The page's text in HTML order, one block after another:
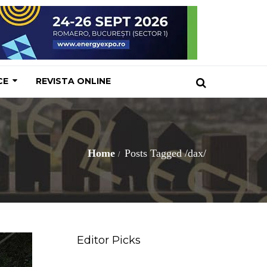
REVISTA ONLINE
Home Posts Tagged/dax/
Editor Picks